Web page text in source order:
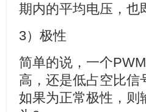
期内的平均电压，也
3）极性
简单的说，一个
高，还是低占空比信
如果为正常极性，则